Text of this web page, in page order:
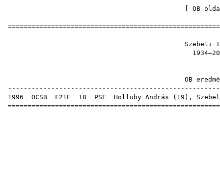
OB
OB
1996 OCSB F21E 18 PSE Holluby András ( 19 ),